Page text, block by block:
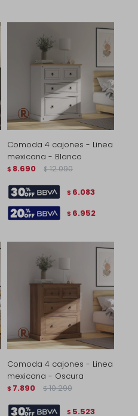
Comoda 4 cajones - Linea
mexicana - Blanco
$ 8.690 $ 12.090
$ 6.083
$ 6.952
Comoda 4 cajones - Linea
mexicana - Oscura
$ 7.890 $ 10.290
$ 5.523